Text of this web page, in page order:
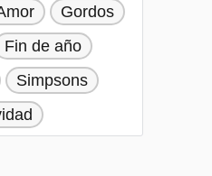
Gordos
Fin de año
Simpsons